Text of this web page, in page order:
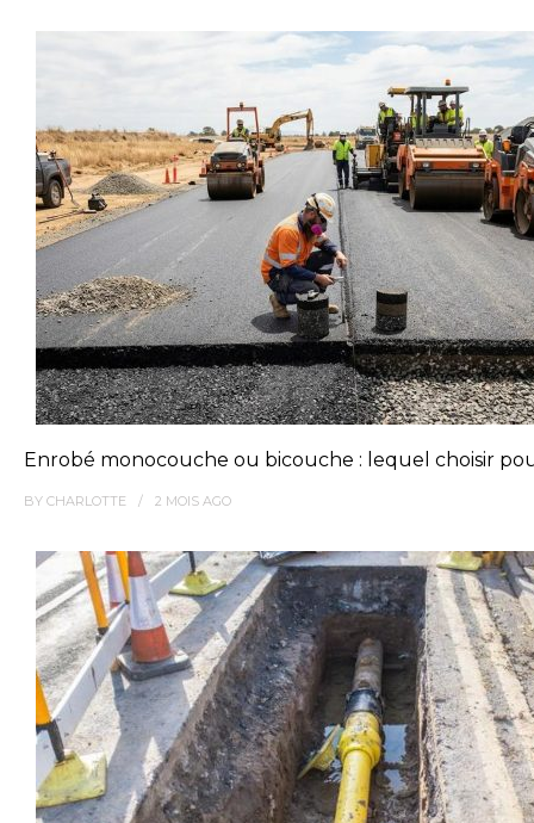
Enrobé monocouche ou bicouche : lequel choisir
BY CHARLOTTE 2 MOIS AGO